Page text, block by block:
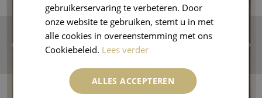
gebruikerservaring te verbeteren. Door
onze website te gebruiken, stemt u in met
alle cookies in overeenstemming met ons
Cookiebeleid. Lees verder
ALLES ACCEPTEREN